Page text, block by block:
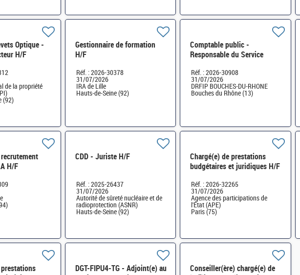
Optique -
H/F
de la propriété
(92)
Gestionnaire de formation
H/F
Réf. : 2026-30378
31/07/2026
IRA de Lille
Hauts-de-Seine (92)
Comptable public -
Responsable du Service
l'enregistrement (SDE)
Marseille - H/F
Réf. : 2026-30908
31/07/2026
DRFIP BOUCHES-DU-RHONE
Bouches du Rhône (13)
H/F
CDD - Juriste H/F
Réf. : 2025-26437
31/07/2026
Autorité de sûreté nucléaire et de
radioprotection (ASNR)
Hauts-de-Seine (92)
Chargé(e) de prestations
budgétaires et juridiques H/F
Réf. : 2026-32265
31/07/2026
Agence des participations de
l'État (APE)
Paris (75)
DGT-FIPU4-TG - Adjoint(e) au
Conseiller(ère) chargé(e) de